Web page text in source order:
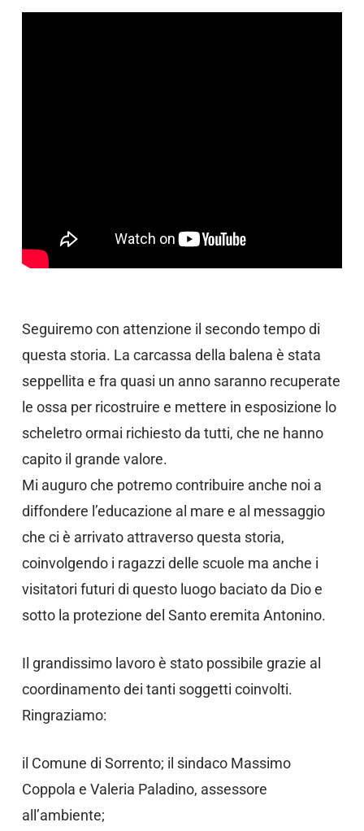
Seguiremo con attenzione il secondo tempo di
questa storia. La carcassa della balena è stata
seppellita e fra quasi un anno saranno recuperate
le ossa per ricostruire e mettere in esposizione lo
scheletro ormai richiesto da tutti, che ne hanno
capito il grande valore.
Mi auguro che potremo contribuire anche noi a
diffondere l’educazione al mare e al messaggio
che ci è arrivato attraverso questa storia,
coinvolgendo i ragazzi delle scuole ma anche i
visitatori futuri di questo luogo baciato da Dio e
sotto la protezione del Santo eremita Antonino.
Il grandissimo lavoro è stato possibile grazie al
coordinamento dei tanti soggetti coinvolti.
Ringraziamo:
il Comune di Sorrento; il sindaco Massimo
Coppola e Valeria Paladino, assessore
all’ambiente;